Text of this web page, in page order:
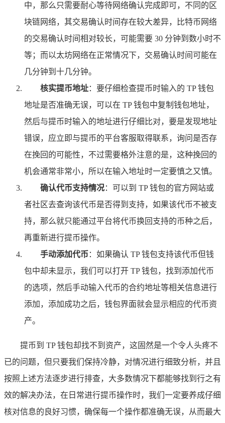
中，那么只需要耐心等待网络确认完成即可，不同的区
块链网络，其交易确认时间存在较大差异，比特币网络
的交易确认时间相对较长，可能需要 30 分钟到数小时不
等；而以太坊网络在正常情况下，交易确认时间可能在
几分钟到十几分钟。
核实提币地址：要仔细检查提币时输入的 TP 钱包
地址是否准确无误，可以在 TP 钱包中复制钱包地址，
然后与提币时输入的地址进行仔细比对，要是发现地址
错误，应立即与提币的平台客服取得联系，询问是否存
在挽回的可能性，不过需要格外注意的是，这种挽回的
机会通常非常小，所以在输入地址时一定要慎之又慎。
确认代币支持情况：可以到 TP 钱包的官方网站或
者社区去查询该代币是否得到支持，如果该代币不被支
持，那么就只能通过平台将代币换回支持的币种之后，
再重新进行提币操作。
手动添加代币 ：如果确认 TP 钱包支持该代币但钱
包中却未显示，我们可以打开 TP 钱包，找到添加代币
的选项，然后手动输入代币的合约地址等相关信息进行
添加，添加成功之后，钱包界面就会显示相应的代币资
产。
提币到 TP 钱包却找不到资产，这固然是一个令人头疼不
已的问题，但只要我们保持冷静，对情况进行细致分析，并且
按照上述方法逐步进行排查，大多数情况下都能够找到行之有
效的解决办法，在日常进行提币操作时，我们一定要养成仔细
核对信息的良好习惯，确保每一个操作都准确无误，从而最大